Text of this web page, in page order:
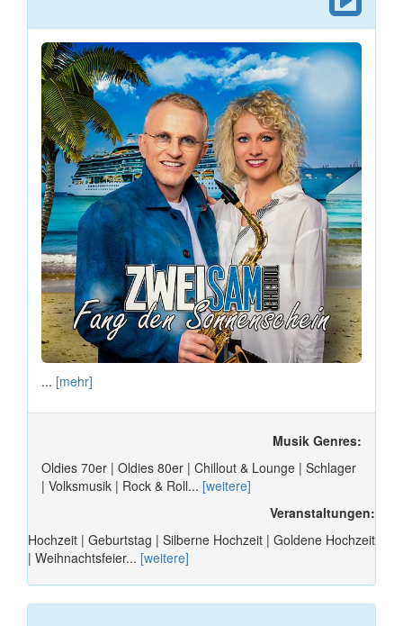
... [mehr]
Musik Genres:
Oldies 70er | Oldies 80er | Chillout & Lounge | Schlager
| Volksmusik | Rock & Roll... [weitere]
Veranstaltungen:
Hochzeit | Geburtstag | Silberne Hochzeit | Goldene Hochzeit
| Weihnachtsfeier... [weitere]